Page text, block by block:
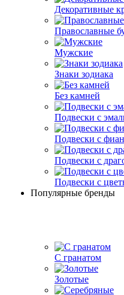
Декоративные
Православные
Мужские
Знаки зодиака
Без камней
Подвески с
Подвески с
Подвески с
Подвески с
Популярные бренды
С гранатом
Золотые